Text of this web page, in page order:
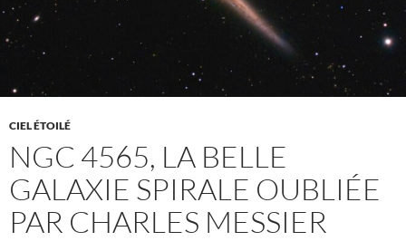
CIEL ÉTOILÉ
NGC 4565, LA BELLE
GALAXIE SPIRALE OUBLIÉE
PAR CHARLES MESSIER